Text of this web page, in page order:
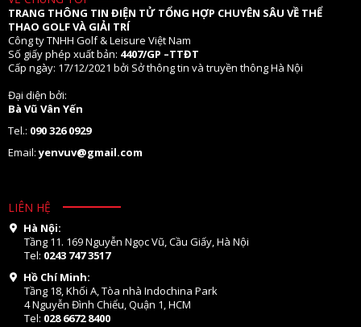
TRANG THÔNG TIN ĐIỆN TỬ TỔNG HỢP CHUYÊN SÂU VỀ THỂ
THAO GOLF VÀ GIẢI TRÍ
Công ty TNHH Golf & Leisure Việt Nam
Số giấy phép xuất bản: 4407/GP –TTĐT
Cấp ngày: 17/12/2021 bởi Sở thông tin và truyền thông Hà Nội
Đại diện bởi:
Bà Vũ Vân Yến
Tel.: 090 326 0929
Email:yenvuv@gmail.com
LIÊN HỆ
Hà Nội:
Tầng 11. 169 Nguyễn Ngọc Vũ, Cầu Giấy, Hà Nội
Tel: 0243 747 3517
Hồ Chí Minh:
Tầng 18, Khối A, Tòa nhà Indochina Park
4 Nguyễn Đình Chiểu, Quận 1, HCM
Tel: 028 6672 8400